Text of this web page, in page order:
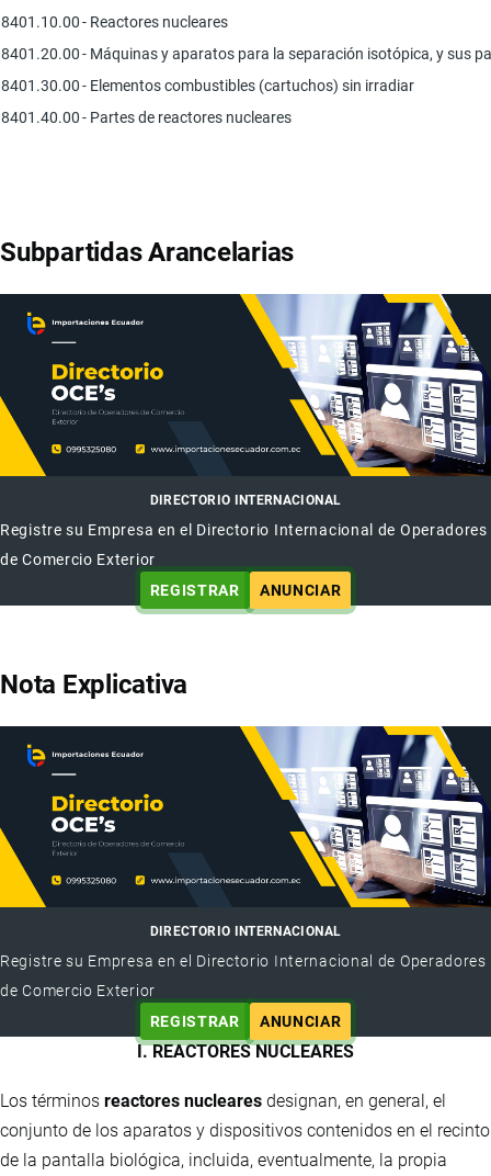
8401.10.00- Reactores nucleares
8401.20.00- Máquinas y aparatos para la separación isotópica, y sus
8401.30.00- Elementos combustibles (cartuchos) sin irradiar
8401.40.00- Partes de reactores nucleares
Subpartidas Arancelarias
DIRECTORIO INTERNACIONAL
Registre su Empresa en el Directorio Internacional de Operadores
de Comercio Exterior
REGISTRAR
ANUNCIAR
Nota Explicativa
DIRECTORIO INTERNACIONAL
Registre su Empresa en el Directorio Internacional de Operadores
de Comercio Exterior
REGISTRAR
ANUNCIAR
I. REACTORES NUCLEARES
Los términos reactores nucleares designan, en general, el
conjunto de los aparatos y dispositivos contenidos en el recinto
de la pantalla biológica, incluida, eventualmente, la propia